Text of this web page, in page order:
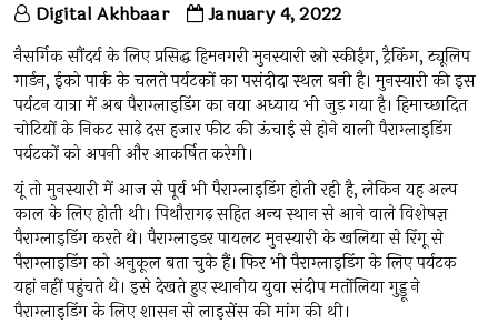
Digital Akhbaar January 4, 2022
नैसर्गिक सौंदर्य के लिए प्रसिद्ध हिमनगरी मुनस्यारी स्नो स्कीईंग, ट्रैकिंग, ट्यूलिप
गार्डन, ईको पार्क के चलते पर्यटकों का पसंदीदा स्थल बनी है। मुनस्यारी की इस
पर्यटन यात्रा में अब पैराग्लाइडिंग का नया अध्याय भी जुड़ गया है। हिमाच्छादित
चोटियों के निकट साढ़े दस हजार फीट की ऊंचाई से होने वाली पैराग्लाइडिंग
पर्यटकों को अपनी और आकर्षित करेगी।
यूं तो मुनस्यारी में आज से पूर्व भी पैराग्लाइडिंग होती रही है, लेकिन यह अल्प
काल के लिए होती थी। पिथौरागढ़ सहित अन्य स्थान से आने वाले विशेषज्ञ
पैराग्लाइडिंग करते थे। पैराग्लाइडर पायलट मुनस्यारी के खलिया से रिंगू से
पैराग्लाइडिंग को अनुकूल बता चुके हैं। फिर भी पैराग्लाइडिंग के लिए पर्यटक
यहां नहीं पहुंचते थे। इसे देखते हुए स्थानीय युवा संदीप मर्तोलिया गुड्डू ने
पैराग्लाइडिंग के लिए शासन से लाइसेंस की मांग की थी।